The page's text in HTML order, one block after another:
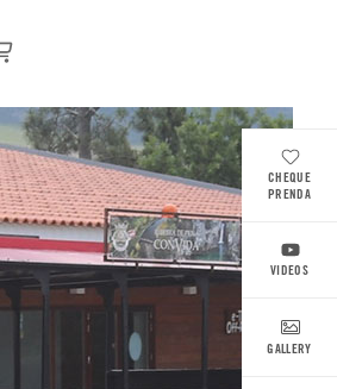
CHEQUE
PRENDA
VIDEOS
GALLERY